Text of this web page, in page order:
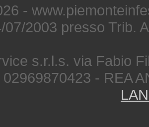
-
07/2003 presso Trib.
s.r.l.s. via Fabio
02969870423 - REA